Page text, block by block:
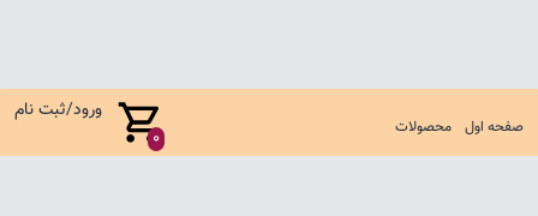
صفحه اول محصولات 0
ورود/ثبت نام